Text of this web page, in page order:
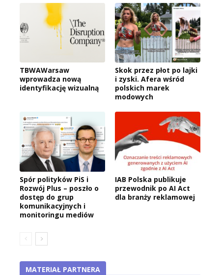
TBWAWarsaw
wprowadza nową
identyfikację wizualną
Skok przez płot po lajki
i zyski. Afera wśród
polskich marek
modowych
Spór polityków PiS i
Rozwój Plus – poszło o
dostęp do grup
komunikacyjnych i
monitoringu mediów
IAB Polska publikuje
przewodnik po AI Act
dla branży reklamowej
MATERIAŁ PARTNERA